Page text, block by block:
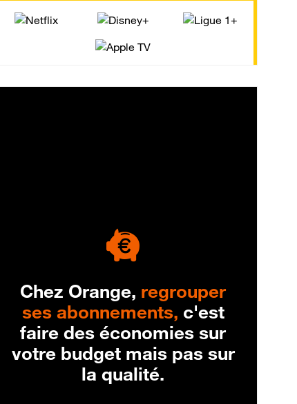
Chez Orange, regrouper
ses abonnements, c'est
faire des économies sur
votre budget mais pas sur
la qualité.